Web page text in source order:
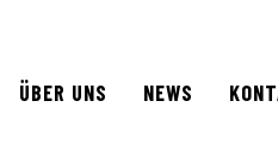
ÜBER UNS NEWS